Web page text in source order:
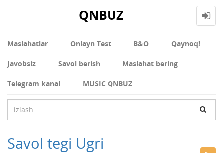
QNBUZ
Maslahatlar Onlayn Test В&О Qaynoq!
Javobsiz Savol berish Maslahat bering
Telegram kanal MUSIC QNBUZ
Savol tegi Ugri